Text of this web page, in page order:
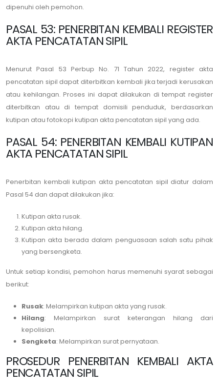
dipenuhi oleh pemohon.
PASAL 53: PENERBITAN KEMBALI REGISTER
AKTA PENCATATAN SIPIL
Menurut Pasal 53 Perbup No. 71 Tahun 2022, register akta
pencatatan sipil dapat diterbitkan kembali jika terjadi kerusakan
atau kehilangan. Proses ini dapat dilakukan di tempat register
diterbitkan atau di tempat domisili penduduk, berdasarkan
kutipan atau fotokopi kutipan akta pencatatan sipil yang ada.
PASAL 54: PENERBITAN KEMBALI KUTIPAN
AKTA PENCATATAN SIPIL
Penerbitan kembali kutipan akta pencatatan sipil diatur dalam
Pasal 54 dan dapat dilakukan jika:
Kutipan akta rusak.
Kutipan akta hilang.
Kutipan akta berada dalam penguasaan salah satu pihak
yang bersengketa.
Untuk setiap kondisi, pemohon harus memenuhi syarat sebagai
berikut:
Rusak: Melampirkan kutipan akta yang rusak.
Hilang: Melampirkan surat keterangan hilang dari
kepolisian.
Sengketa: Melampirkan surat pernyataan.
PROSEDUR PENERBITAN KEMBALI AKTA
PENCATATAN SIPIL